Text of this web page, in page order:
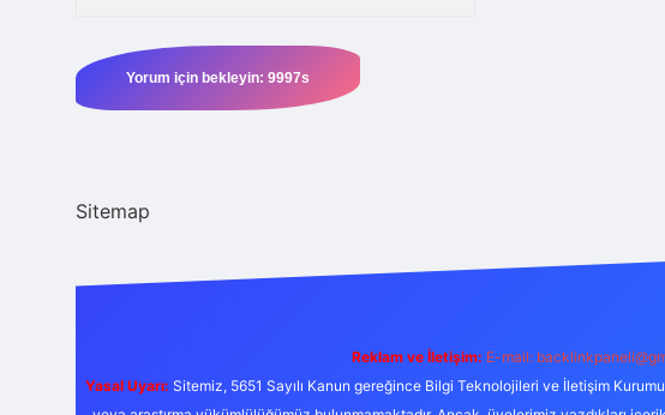
Sitemap
Reklam ve İletişim: E-mail:
Yasal Uyarı: Sitemiz, 5651 Sayılı Kanun gereğince Bilgi Teknolojileri ve İletişim